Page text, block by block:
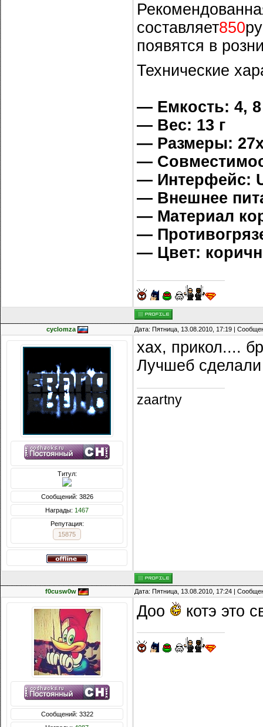
составляет850
появятся в
Технические
— Емкость: 4,
— Вес: 13 г
— Размеры:
—
— Интерфейс:
— Внешнее
— Материал
—
— Цвет:
cyclomza Дата: Пятница, 13.08.2010, 17:19 |
Титул:
Сообщений: 3826
Награды: 1467
Репутация:
15875
хах, прикол....
Лучшеб
zaartny
f0cusw0w Дата: Пятница, 13.08.2010, 17:24 |
Сообщений: 3322
Доо котэ это